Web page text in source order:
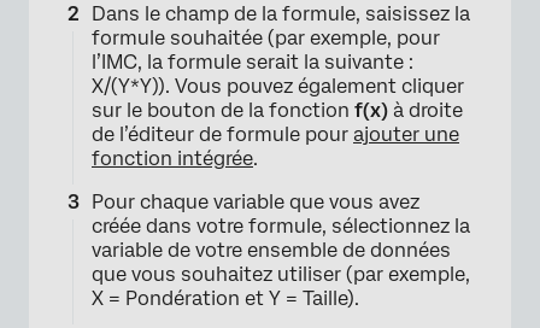
Dans le champ de la formule, saisissez la
formule souhaitée (par exemple, pour
l’IMC, la formule serait la suivante :
X/(Y*Y)). Vous pouvez également cliquer
sur le bouton de la fonction f(x) à droite
de l’éditeur de formule pour ajouter une
fonction intégrée.
Pour chaque variable que vous avez
créée dans votre formule, sélectionnez la
variable de votre ensemble de données
que vous souhaitez utiliser (par exemple,
X = Pondération et Y = Taille).